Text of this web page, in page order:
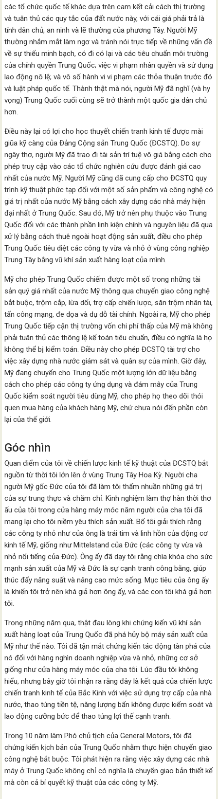
các tổ chức quốc tế khác dựa trên cam kết cải cách thị trường
và tuân thủ các quy tắc của đất nước này, với cái giá phải trả là
tính dân chủ, an ninh và lẽ thường của phương Tây. Người Mỹ
thường nhắm mắt làm ngơ và tránh nói trực tiếp về những vấn đề
về sự thiếu minh bạch, có đi có lại và các tiêu chuẩn môi trường
của chính quyền Trung Quốc; việc vi phạm nhân quyền và sử dụng
lao động nô lệ; và vô số hành vi vi phạm các thỏa thuận trước đó
và luật pháp quốc tế. Thành thật mà nói, người Mỹ đã nghĩ (và hy
vọng) Trung Quốc cuối cùng sẽ trở thành một quốc gia dân chủ
hơn.
Điều này lại có lợi cho học thuyết chiến tranh kinh tế được mài
giũa kỹ càng của Đảng Cộng sản Trung Quốc (ĐCSTQ). Do sự
ngây thơ, người Mỹ đã trao đi tài sản trí tuệ vô giá bằng cách cho
phép truy cập vào các tổ chức nghiên cứu được đánh giá cao
nhất của nước Mỹ. Người Mỹ cũng đã cung cấp cho ĐCSTQ quy
trình kỹ thuật phức tạp đối với một số sản phẩm và công nghệ có
giá trị nhất của nước Mỹ bằng cách xây dựng các nhà máy hiện
đại nhất ở Trung Quốc. Sau đó, Mỹ trở nên phụ thuộc vào Trung
Quốc đối với các thành phần linh kiện chính và nguyên liệu đã qua
xử lý bằng cách thuê ngoài hoạt động sản xuất, điều cho phép
Trung Quốc tiêu diệt các công ty vừa và nhỏ ở vùng công nghiệp
Trung Tây bằng vũ khí sản xuất hàng loạt của mình.
Mỹ cho phép Trung Quốc chiếm được một số trong những tài
sản quý giá nhất của nước Mỹ thông qua chuyển giao công nghệ
bắt buộc, trộm cắp, lừa dối, trợ cấp chiến lược, săn trộm nhân tài,
tấn công mạng, đe dọa và dụ dỗ tài chính. Ngoài ra, Mỹ cho phép
Trung Quốc tiếp cận thị trường vốn chi phí thấp của Mỹ mà không
phải tuân thủ các thông lệ kế toán tiêu chuẩn, điều có nghĩa là họ
không thể bị kiểm toán. Điều này cho phép ĐCSTQ tài trợ cho
việc xây dựng nhà nước giám sát và quân sự của mình. Giờ đây,
Mỹ đang chuyển cho Trung Quốc một lượng lớn dữ liệu bằng
cách cho phép các công ty ứng dụng và đám mây của Trung
Quốc kiểm soát người tiêu dùng Mỹ, cho phép họ theo dõi thói
quen mua hàng của khách hàng Mỹ, chứ chưa nói đến phần còn
lại của thế giới.
Góc nhìn
Quan điểm của tôi về chiến lược kinh tế kỹ thuật của ĐCSTQ bắt
nguồn từ thời tôi lớn lên ở vùng Trung Tây Hoa Kỳ. Người cha
người Mỹ gốc Đức của tôi đã làm tôi thấm nhuần những giá trị
của sự trung thực và chăm chỉ. Kinh nghiệm làm thợ hàn thời thơ
ấu của tôi trong cửa hàng máy móc năm người của cha tôi đã
mang lại cho tôi niềm yêu thích sản xuất. Bố tôi giải thích rằng
các công ty nhỏ như của ông là trái tim và linh hồn của động cơ
kinh tế Mỹ, giống như Mittelstand của Đức (các công ty vừa và
nhỏ nổi tiếng của Đức). Ông ấy đã dạy tôi rằng chìa khóa cho sức
mạnh sản xuất của Mỹ và Đức là sự cạnh tranh công bằng, giúp
thúc đẩy năng suất và nâng cao mức sống. Mục tiêu của ông ấy
là khiến tôi trở nên khá giả hơn ông ấy, và các con tôi khá giả hơn
tôi.
Trong những năm qua, thật đau lòng khi chứng kiến vũ khí sản
xuất hàng loạt của Trung Quốc đã phá hủy bộ máy sản xuất của
Mỹ như thế nào. Tôi đã tận mắt chứng kiến tác động tàn phá của
nó đối với hàng nghìn doanh nghiệp vừa và nhỏ, những cơ sở
giống như cửa hàng máy móc của cha tôi. Lúc đầu tôi không
hiểu, nhưng bây giờ tôi nhận ra rằng đây là kết quả của chiến lược
chiến tranh kinh tế của Bắc Kinh với việc sử dụng trợ cấp của nhà
nước, thao túng tiền tệ, năng lượng bẩn không được kiểm soát và
lao động cưỡng bức để thao túng lợi thế cạnh tranh.
Trong 10 năm làm Phó chủ tịch của General Motors, tôi đã
chứng kiến kịch bản của Trung Quốc nhằm thực hiện chuyển giao
công nghệ bắt buộc. Tôi phát hiện ra rằng việc xây dựng các nhà
máy ở Trung Quốc không chỉ có nghĩa là chuyển giao bản thiết kế
mà còn cả bí quyết kỹ thuật của các công ty Mỹ.